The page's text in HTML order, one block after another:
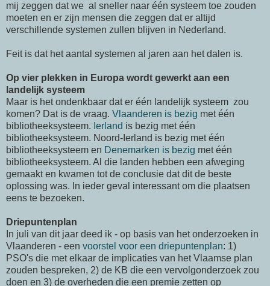
mij zeggen dat we al sneller naar één systeem toe zouden
moeten en er zijn mensen die zeggen dat er altijd
verschillende systemen zullen blijven in Nederland.
Feit is dat het aantal systemen al jaren aan het dalen is.
Op vier plekken in Europa wordt gewerkt aan een
landelijk systeem
Maar is het ondenkbaar dat er één landelijk systeem zou
komen? Dat is de vraag. Vlaanderen is bezig met één
bibliotheeksysteem. Ierland is bezig met één
bibliotheeksysteem. Noord-Ierland is bezig met één
bibliotheeksysteem en Denemarken is bezig met één
bibliotheeksysteem. Al die landen hebben een afweging
gemaakt en kwamen tot de conclusie dat dit de beste
oplossing was. In ieder geval interessant om die plaatsen
eens te bezoeken.
Driepuntenplan
In juli van dit jaar deed ik - op basis van het onderzoeken in
Vlaanderen - een voorstel voor een driepuntenplan: 1)
PSO's die met elkaar de implicaties van het Vlaamse plan
zouden bespreken, 2) de KB die een vervolgonderzoek zou
doen en 3) de overheden die een premie zetten op